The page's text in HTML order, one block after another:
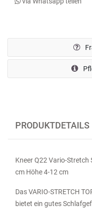
PRODUKTDETAILS
Kneer Q22 Vario-
cm Höhe 4-12 cm
Das VARIO-STRETCH
bietet ein gutes